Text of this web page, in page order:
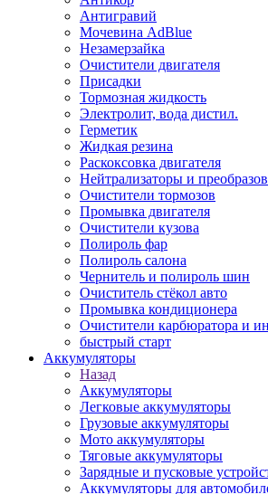
Антигравий
Мочевина AdBlue
Незамерзайка
Очистители двигателя
Присадки
Тормозная жидкость
Электролит, вода дистил.
Герметик
Жидкая резина
Раскоксовка двигателя
Нейтрализаторы и
Очистители тормозов
Промывка двигателя
Очистители кузова
Полироль фар
Полироль салона
Чернитель и полироль шин
Очиститель стёкол авто
Промывка кондиционера
Очистители карбюратора и
быстрый старт
Аккумуляторы
Назад
Аккумуляторы
Легковые аккумуляторы
Грузовые аккумуляторы
Мото аккумуляторы
Тяговые аккумуляторы
Зарядные и пусковые
Аккумуляторы для